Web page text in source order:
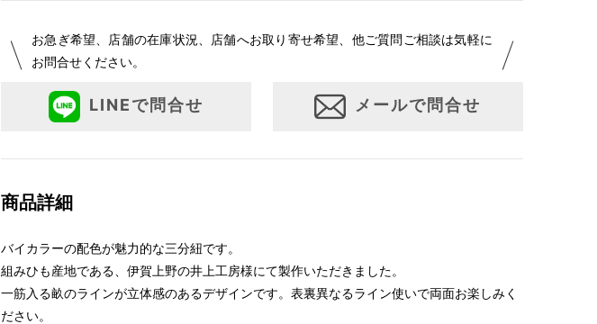
お急ぎ希望、店舗の在庫状況、店舗へお取り寄せ希望、他ご質問ご相談は気軽に
お問合せください。
LINEで問合せ メールで問合せ
商品詳細
バイカラーの配色が魅力的な三分紐です。
組みひも産地である、伊賀上野の井上工房様にて製作いただきました。
一筋入る畝のラインが立体感のあるデザインです。表裏異なるライン使いで両面お楽しみく
ださい。